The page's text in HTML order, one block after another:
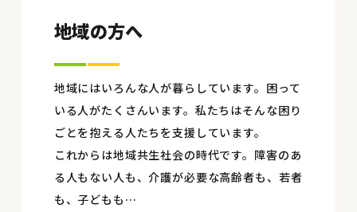
地域の方へ
地域にはいろんな人が暮らしています。困って
いる人がたくさんいます。私たちはそんな困り
ごとを抱える人たちを支援しています。
これからは地域共生社会の時代です。障害のあ
る人もない人も、介護が必要な高齢者も、若者
も、子どもも…